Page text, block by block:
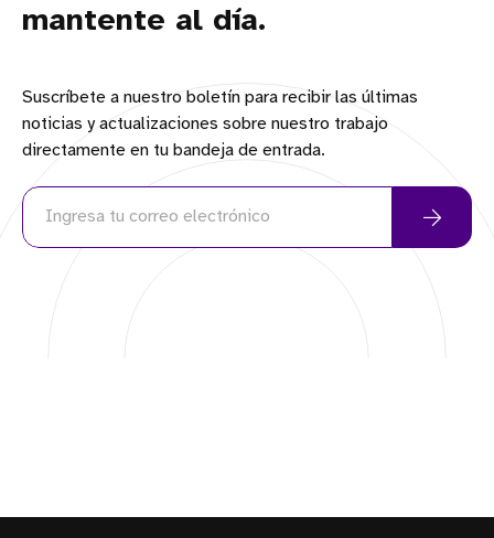
mantente al día.
Suscríbete a nuestro boletín para recibir las últimas
noticias y actualizaciones sobre nuestro trabajo
directamente en tu bandeja de entrada.